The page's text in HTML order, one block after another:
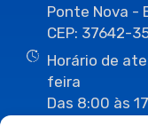
Ponte Nova -
CEP: 37642-
Horário de
feira
Das 8:00 às